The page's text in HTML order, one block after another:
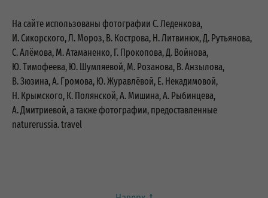
На сайте использованы фотографии С. Леденкова,
И. Сикорского, Л. Мороз, В. Кострова, Н. Литвинюк, Д. Рутьянова,
С. Алёмова, М. Атаманенко, Г. Прокопова, Д. Войнова,
Ю. Тимофеева, Ю. Шумляевой, М. Розанова, В. Анзылова,
В. Зюзина, А. Громова, Ю. Журавлёвой, Е. Некадимовой,
Н. Крымского, К. Полянской, А. Мишина, А. Рыбинцева,
А. Дмитриевой, а также фотографии, предоставленные
naturerussia. travel